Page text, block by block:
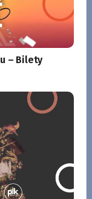
– Bilety